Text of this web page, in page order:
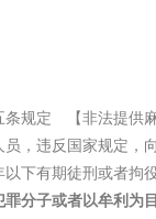
条规定 【非法提供
，违反国家规定
下有期徒刑或者拘
罪分子或者以牟利为